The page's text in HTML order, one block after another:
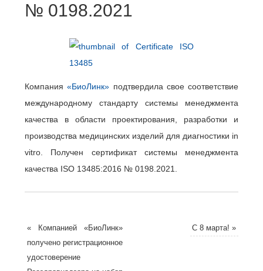
№ 0198.2021
Компания«БиоЛинк» подтвердила свое соответствие
международному стандарту системы менеджмента
качества в области проектирования, разработки и
производства медицинских изделий для диагностики in
vitro. Получен сертификат системы менеджмента
качества ISO 13485:2016 № 0198.2021.
«Компанией «БиоЛинк»
получено регистрационное
удостоверение
С 8 марта!»